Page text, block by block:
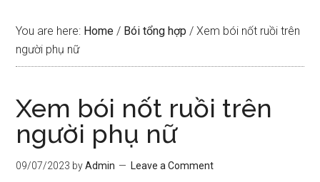
You are here: Home / Bói tổng hợp / Xem bói nốt ruồi trên
người phụ nữ
Xem bói nốt ruồi trên
người phụ nữ
09/07/2023 byAdmin Leave a Comment